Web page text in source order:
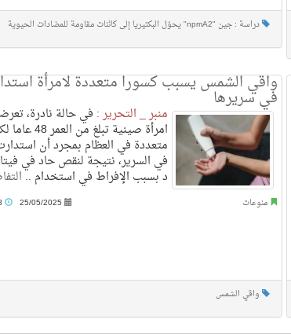
دراسة : جين "npmA2" يحوّل البكتيريا إلى كائنات مقاومة للمضادات الحيوية
واقي الشمس يسبب كسورا متعددة لامرأة
في سريرها
منبر _ التحرير : في حالة نادرة،
امرأة صينية تبلغ من
متعددة في العظام بمجرد أن
في السرير، نتيجة لنقص حاد في
د بسبب الإفراط في استخدام ..
منوعات 25/05/2025
واقي الشمس